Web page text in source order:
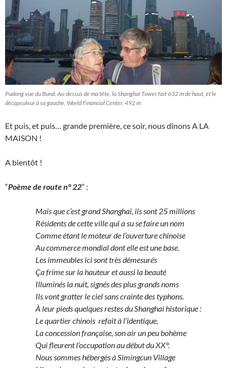
Pudong vue du Bund. Au-dessus de ma tête, la Shanghaï Tower fait 632 m de haut, et le
décapsuleur à sa gauche, World Financial Center, 492 m
Et puis, et puis… grande première, ce soir, nous dînons A LA
MAISON !
A bientôt !
“Poème de route n° 22” :
Mais que c’est grand Shanghai, ils sont 25 millions
Résidents de cette ville qui a su se faire un nom
Comme étant le moteur de l’ouverture chinoise
Au commerce mondial dont elle est une base.
Les immeubles ici sont très démesurés
Ça frime sur la hauteur et aussi la beauté
Illuminés la nuit, signés des plus grands noms
Ils vont gratter le ciel sans crainte des typhons.
À leur pieds quelques restes du Shanghai historique :
Le quartier chinois refait à l’identique,
La concession française, son air un peu bohème
Qui fleurent l’occupation au début du XX°.
Nous sommes hébergés à Simingcun Village